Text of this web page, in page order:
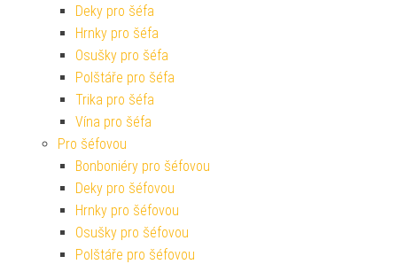
Deky pro šéfa
Hrnky pro šéfa
Osušky pro šéfa
Polštáře pro šéfa
Trika pro šéfa
Vína pro šéfa
Pro šéfovou
Bonboniéry pro šéfovou
Deky pro šéfovou
Hrnky pro šéfovou
Osušky pro šéfovou
Polštáře pro šéfovou